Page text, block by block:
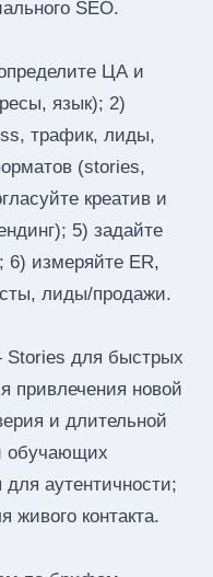
SEO.
ЦА и
язык); 2)
трафик, лиды,
(stories,
креатив и
5) задайте
6) измеряйте ER,
лиды/продажи.
для быстрых
привлечения новой
и длительной
обучающих
аутентичности;
контакта.